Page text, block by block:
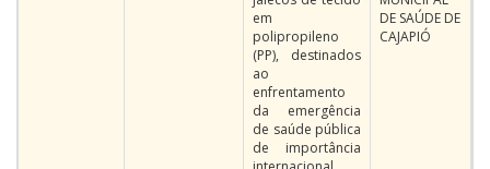
em
polipropileno
(PP), destinados
ao
enfrentamento
da emergência
de saúde pública
de importância
DE SAÚDE DE
CAJAPIÓ